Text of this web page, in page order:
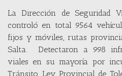
La Dirección de Seguridad
controló en total 9564
fijos y móviles, rutas
Salta. Detectaron a 998
viales en su mayoría por
Tránsito, Ley Provincial de